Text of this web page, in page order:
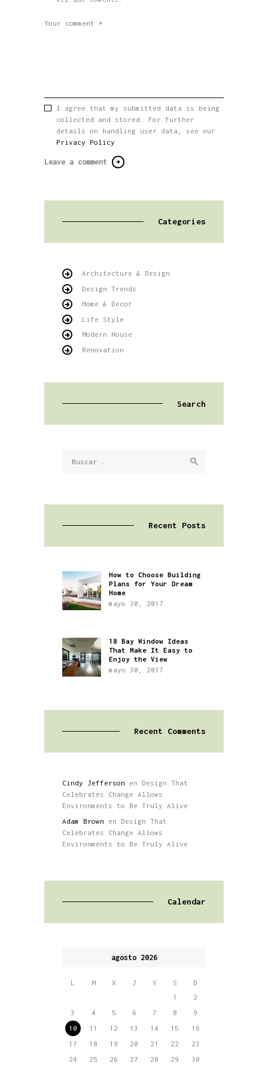
I agree that my submitted data is being
collected and stored. For further
details on handling user data, see our
Privacy Policy
Categories
Architecture & Design
Design Trends
Home & Decor
Life Style
Modern House
Renovation
Search
Recent Posts
How to Choose Building
Plans for Your Dream
Home
mayo 30, 2017
18 Bay Window Ideas
That Make It Easy to
Enjoy the View
mayo 30, 2017
Recent Comments
Cindy Jefferson en Design That
Celebrates Change Allows
Environments to Be Truly Alive
Adam Brown en Design That
Celebrates Change Allows
Environments to Be Truly Alive
Calendar
agosto 2026
L M X J V S
D
1
2
3
4 5 6 7 8
9
10
11 12 13 14 15
16
17
18 19 20 21 22
23
24
25 26 27 28 29
30